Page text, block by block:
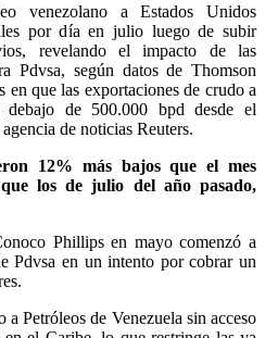
venezolano a Estados Unidos
por día en julio luego de subir
revelando el impacto de las
Pdvsa, según datos de Thomson
que las exportaciones de crudo a
debajo de 500.000 bpd desde el
de noticias Reuters.
12% más bajos que el mes
los de julio del año pasado,
Phillips en mayo comenzó a
Pdvsa en un intento por cobrar un
a Petróleos de Venezuela sin acceso